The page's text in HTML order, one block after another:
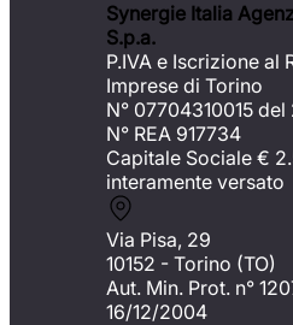
Synergie Italia
S.p.a.
P.IVA e Iscrizione al
Imprese di Torino
N° 07704310015
N° REA 917734
Capitale Sociale €
interamente versato
Via Pisa, 29
10152 - Torino (TO)
Aut. Min. Prot. n°
16/12/2004